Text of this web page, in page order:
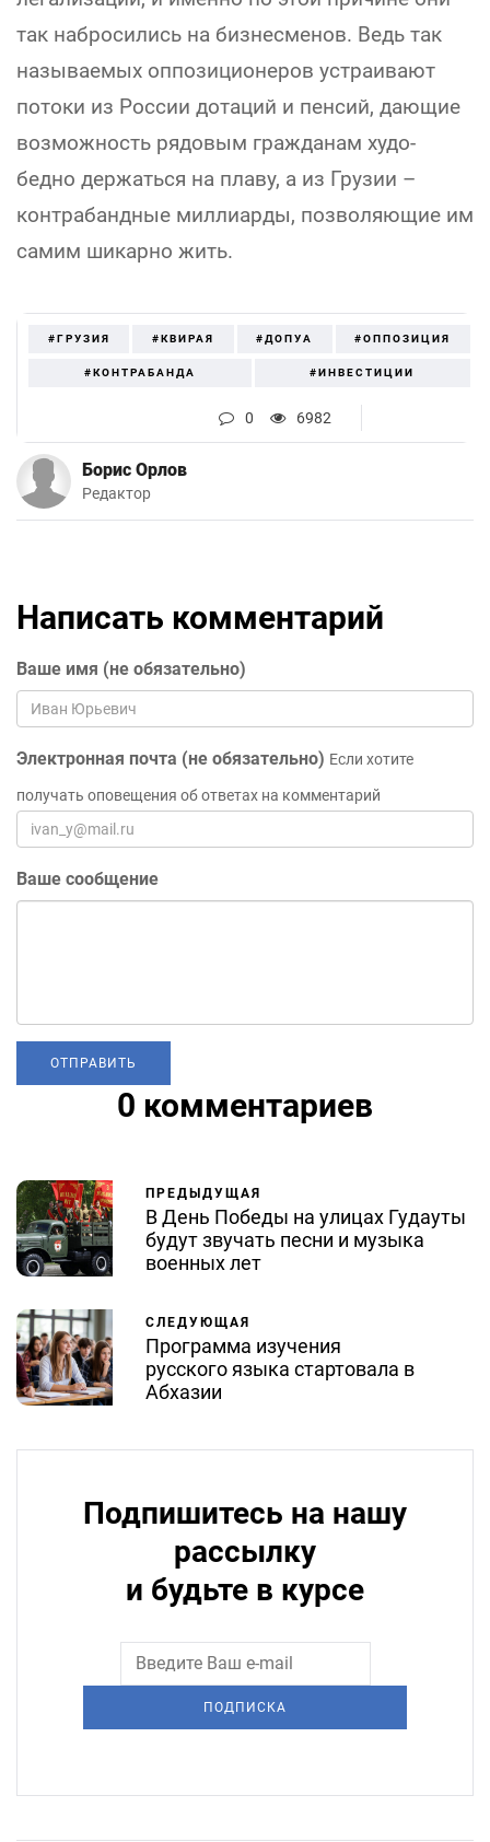
так набросились на бизнесменов. Ведь так
называемых оппозиционеров устраивают
потоки из России дотаций и пенсий, дающие
возможность рядовым гражданам худо-
бедно держаться на плаву, а из Грузии –
контрабандные миллиарды, позволяющие им
самим шикарно жить.
#ГРУЗИЯ #КВИРАЯ #ДОПУА #ОППОЗИЦИЯ
#КОНТРАБАНДА #ИНВЕСТИЦИИ
0 6982
Борис Орлов
Редактор
Написать комментарий
Ваше имя (не обязательно)
Электронная почта (не обязательно) Если хотите
получать оповещения об ответах на комментарий
Ваше сообщение
0 комментариев
ПРЕДЫДУЩАЯ
В День Победы на улицах Гудауты
будут звучать песни и музыка
военных лет
СЛЕДУЮЩАЯ
Программа изучения
русского языка стартовала в
Абхазии
Подпишитесь на нашу
рассылку
и будьте в курсе
ПОДПИСКА